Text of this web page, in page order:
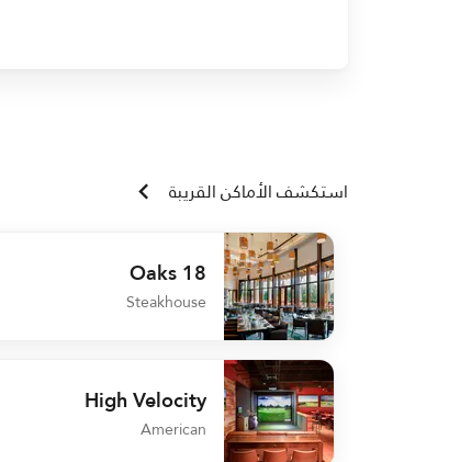
استكشف الأماكن القريبة
18 Oaks
Steakhouse
undefined 18 Oaks
High Velocity
American